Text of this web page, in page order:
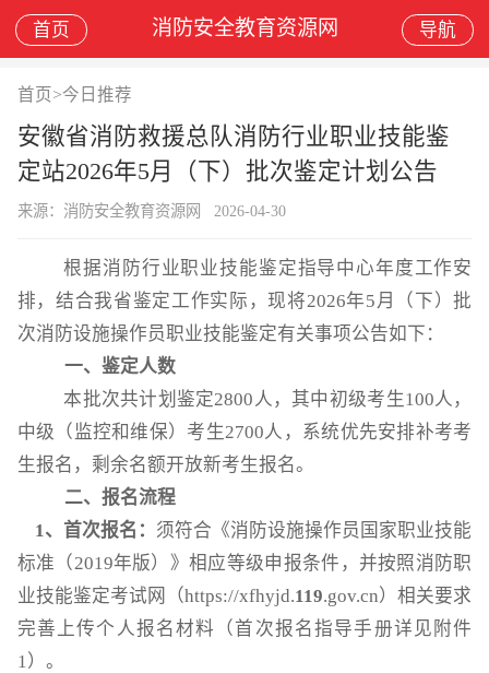
首页 消防安全教育资源网 导航
首页 >今日推荐
安徽省消防救援总队消防行业职业技能鉴
定站2026年5月（下）批次鉴定计划公告
来源：消防安全教育资源网 2026-04-30
根据消防行业职业技能鉴定指导中心年度工作安
排，结合我省鉴定工作实际，现将2026年5月（下）批
次消防设施操作员职业技能鉴定有关事项公告如下：
一、鉴定人数
本批次共计划鉴定2800人，其中初级考生100人，
中级（监控和维保）考生2700人，系统优先安排补考考
生报名，剩余名额开放新考生报名。
二、 报名流程
1 、首次报名： 须符合《消防设施操作员国家职业技能
标准（2019年版）》相应等级申报条件，并按照消防职
业技能鉴定考试网（https://xfhyjd.119.gov.cn）相关要求
完善上传个人报名材料（首次报名指导手册详见附件
1）。